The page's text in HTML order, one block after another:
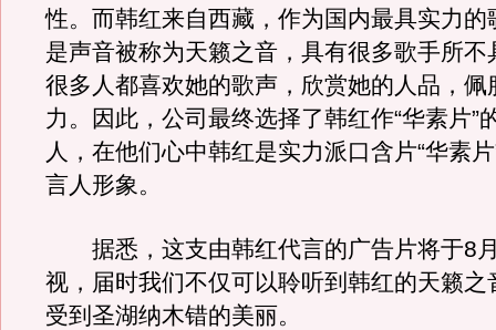
性。而韩红来自西藏，作为国内最具实力的
是声音被称为天籁之音，具有很多歌手所不
很多人都喜欢她的歌声，欣赏她的人品，佩
力。因此，公司最终选择了韩红作“华素片”
人，在他们心中韩红是实力派口含片“华素
言人形象。
据悉，这支由韩红代言的广告片将于8
视，届时我们不仅可以聆听到韩红的天籁之
受到圣湖纳木错的美丽。